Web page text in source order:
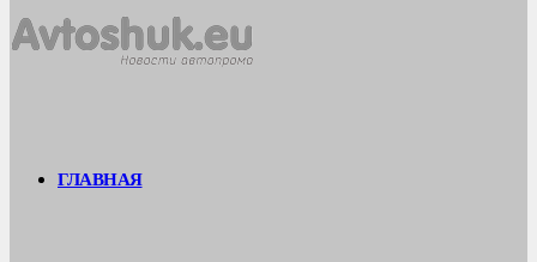
ГЛАВНАЯ